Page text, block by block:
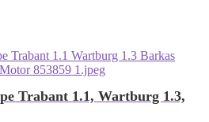
Trabant 1.1, Wartburg 1.3,